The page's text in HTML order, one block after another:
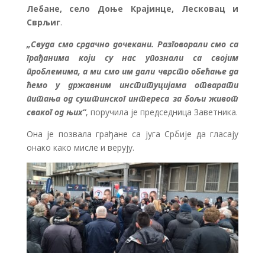
Лебане, село Доње Крајинце, Лесковац и
Сврљиг.
„Свуда смо срдачно дочекани. Разговорали смо са
грађанима који су нас упознали са својим
проблемима, а ми смо им дали чврсто обећање да
ћемо у државним институцијама отварати
питања од суштинског интереса за бољи живот
сваког од њих“, поручила је председница Заветника.
Она је позвала грађане са југа Србије да гласају
онако како мисле и верују.